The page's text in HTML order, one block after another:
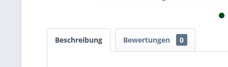
Beschreibung Bewertungen 0